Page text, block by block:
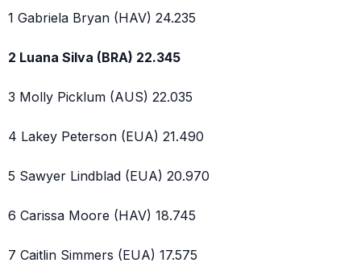
1 Gabriela Bryan (HAV) 24.235
2 Luana Silva (BRA) 22.345
3 Molly Picklum (AUS) 22.035
4 Lakey Peterson (EUA) 21.490
5 Sawyer Lindblad (EUA) 20.970
6 Carissa Moore (HAV) 18.745
7 Caitlin Simmers (EUA) 17.575